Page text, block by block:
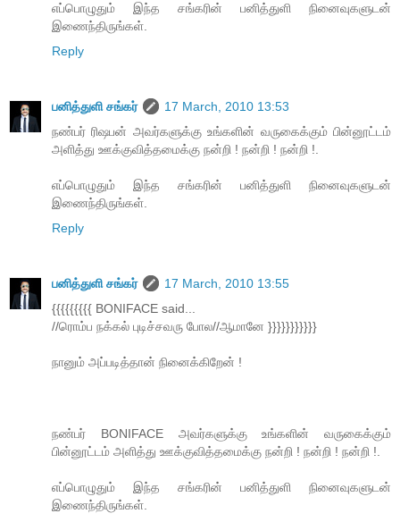
எப்பொழுதும் இந்த சங்கரின் பனித்துளி நினைவுகளுடன்
இணைந்திருங்கள்.
Reply
பனித்துளி சங்கர்
17 March, 2010 13:53
நண்பர் ரிஷபன் அவர்களுக்கு உங்களின் வருகைக்கும் பின்னூட்டம்
அளித்து ஊக்குவித்தமைக்கு நன்றி ! நன்றி ! நன்றி !.
எப்பொழுதும் இந்த சங்கரின் பனித்துளி நினைவுகளுடன்
இணைந்திருங்கள்.
Reply
பனித்துளி சங்கர்
17 March, 2010 13:55
{{{{{{{{{ BONIFACE said...
//ரொம்ப நக்கல் புடிச்சவரு போல//ஆமானே }}}}}}}}}}}
நானும் அப்படித்தான் நினைக்கிறேன் !
நண்பர் BONIFACE அவர்களுக்கு உங்களின் வருகைக்கும்
பின்னூட்டம் அளித்து ஊக்குவித்தமைக்கு நன்றி ! நன்றி ! நன்றி !.
எப்பொழுதும் இந்த சங்கரின் பனித்துளி நினைவுகளுடன்
இணைந்திருங்கள்.